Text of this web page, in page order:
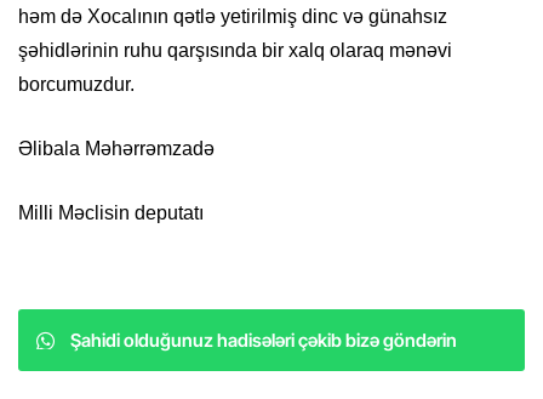
həm də Xocalının qətlə yetirilmiş dinc və günahsız
şəhidlərinin ruhu qarşısında bir xalq olaraq mənəvi
borcumuzdur.
Əlibala Məhərrəmzadə
Milli Məclisin deputatı
Şahidi olduğunuz hadisələri çəkib bizə göndərin